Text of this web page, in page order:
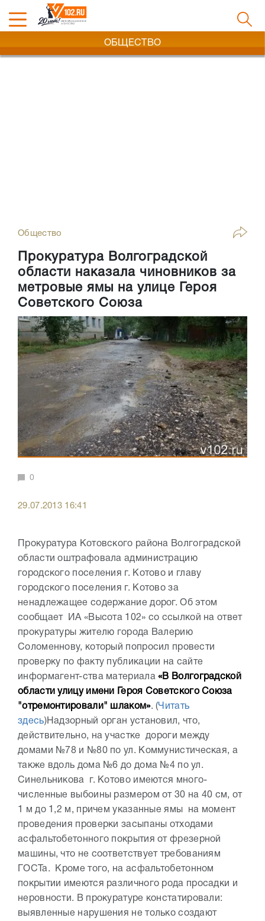
ОБЩЕСТВО
Общество
Прокуратура Волгоградской
области наказала чиновников за
метровые ямы на улице Героя
Советского Союза
0
29.07.2013 16:41
Прокуратура Котовского района Волгоградской
области оштрафовала администрацию
городского поселения г. Котово и главу
городского поселения г. Котово за
ненадлежащее содержание дорог. Об этом
сообщает ИА «Высота 102» со ссылкой на ответ
прокуратуры жителю города Валерию
Соломеннову, который попросил провести
проверку по факту публикации на сайте
информагент-ства материала«В Волгоградской
области улицу имени Героя Советского Союза
"отремонтировали" шлаком». (Читать
здесь)Надзорный орган установил, что,
действительно, на участке дороги между
домами №78 и №80 по ул. Коммунистическая, а
также вдоль дома №6 до дома №4 по ул.
Синельникова г. Котово имеются много-
численные выбоины размером от 30 на 40 см, от
1 м до 1,2 м, причем указанные ямы на момент
проведения проверки засыпаны отходами
асфальтобетонного покрытия от фрезерной
машины, что не соответствует требованиям
ГОСТа. Кроме того, на асфальтобетонном
покрытии имеются различного рода просадки и
неровности. В прокуратуре констатировали:
выявленные нарушения не только создают